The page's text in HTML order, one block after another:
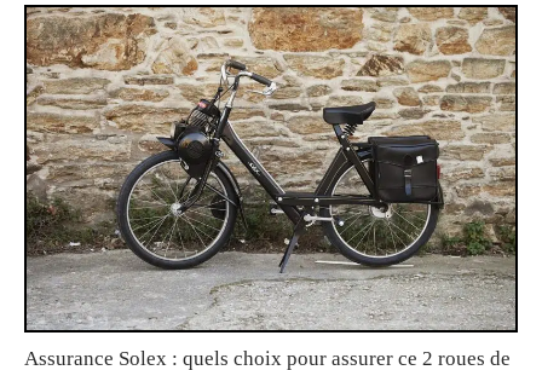
Assurance Solex : quels choix pour assurer ce 2 roues de